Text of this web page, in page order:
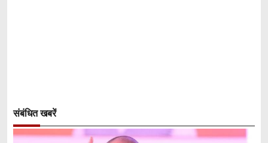
संबंधित खबरें